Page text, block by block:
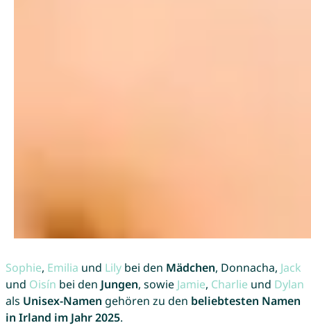
Sophie, Emilia und Lilybei den Mädchen, Donnacha, Jack
und Oisín bei den Jungen, sowie Jamie, Charlie und Dylan
als Unisex-Namen gehören zu den beliebtesten Namen
in Irland im Jahr 2025.